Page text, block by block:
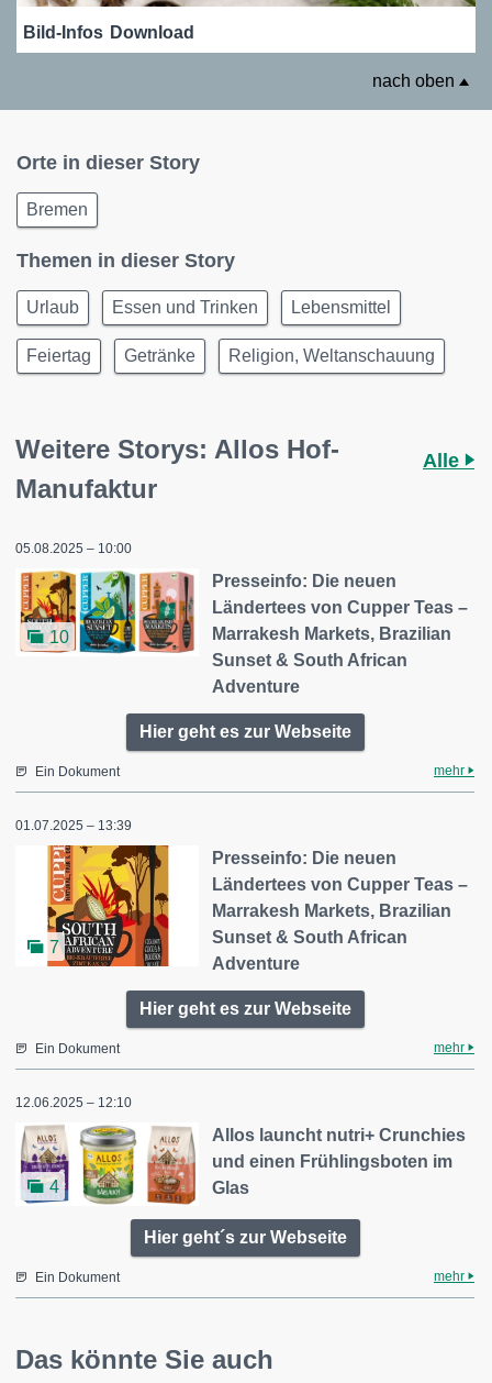
Bild-Infos Download
nach oben
Orte in dieser Story
Bremen
Themen in dieser Story
Urlaub Essen und Trinken Lebensmittel
Feiertag Getränke Religion, Weltanschauung
Weitere Storys: Allos Hof-
Manufaktur
Alle
05.08.2025 – 10:00
10
Presseinfo: Die neuen
Ländertees von Cupper Teas –
Marrakesh Markets, Brazilian
Sunset & South African
Adventure
Hier geht es zur Webseite
Ein Dokument mehr
01.07.2025 – 13:39
7
Presseinfo: Die neuen
Ländertees von Cupper Teas –
Marrakesh Markets, Brazilian
Sunset & South African
Adventure
Hier geht es zur Webseite
Ein Dokument mehr
12.06.2025 – 12:10
4
Allos launcht nutri+ Crunchies
und einen Frühlingsboten im
Glas
Hier geht´s zur Webseite
Ein Dokument mehr
Das könnte Sie auch